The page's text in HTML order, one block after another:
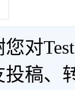
对
稿、